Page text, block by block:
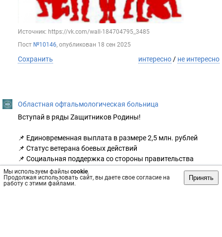
Мы используем файлы cookie.
Продолжая использовать сайт, вы даете свое согласие на
работу с этими файлами.
Принять
Источник: https://vk.com/wall-184704795_3485
Пост №10146, опубликован 18 сен 2025
Сохранить интересно / не интересно
Областная офтальмологическая больница
Вступай в ряды Zащитников Родины!
📌 Единовременная выплата в размере 2,5 млн. рублей
📌 Статус ветерана боевых действий
📌 Социальная поддержка со стороны правительства
Воронежской области всех военнослужащих и членов их
семей